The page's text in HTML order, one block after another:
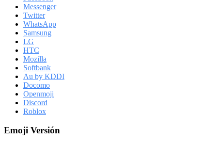
Messenger
Twitter
WhatsApp
Samsung
LG
HTC
Mozilla
Softbank
Au by KDDI
Docomo
Openmoji
Discord
Roblox
Emoji Versión